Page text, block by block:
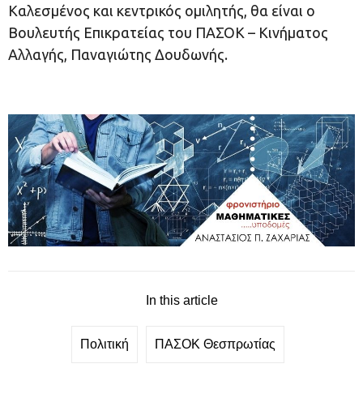
Καλεσμένος και κεντρικός ομιλητής, θα είναι ο
Βουλευτής Επικρατείας του ΠΑΣΟΚ – Κινήματος
Αλλαγής, Παναγιώτης Δουδωνής.
In this article
Πολιτική ΠΑΣΟΚ Θεσπρωτίας